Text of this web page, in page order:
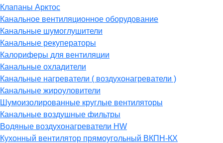
Клапаны Арктос
Канальное вентиляционное оборудование
Канальные шумоглушители
Канальные рекуператоры
Калориферы для вентиляции
Канальные охладители
Канальные нагреватели ( воздухонагреватели )
Канальные жироуловители
Шумоизолированные круглые вентиляторы
Канальные воздушные фильтры
Водяные воздухонагреватели HW
Кухонный вентилятор прямоугольный ВКПН-КХ